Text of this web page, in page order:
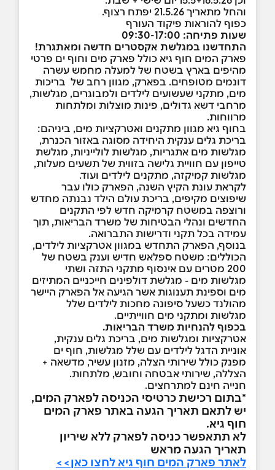
והחל מתאריך 21.5.26 יפתח רצוף.
כפוף להוראות פיקוד העורף
שעות פתיחה: 09:30-17:00
התחדשנו במגלשת אקסטרים חדשה ומאתגרת!
פארק המים חוף גיא כולל פארק מים וחוף ים פרטי
מהיפים בארץ בשטח של למעלה מחמש עשרה
דונמים מטופחים. בפארק, מגוון רחב של בריכות
מים, מתקני שעשועים לילדים ולמבוגרים, מגלשות,
מרחבי דשא גדולים, פינות מוצלות ומלתחות
מרווחות.
בחוף גיא מגוון מתקנים ואטרקציות מים, ביניהם:
בריכת גלים ענקית היחידה מסוגה באזור הכנרת,
מגלשות מים אתגריות, מגלשות לולייניות, מגלשת
טייפון עם חוויית גלישה בזווית של תשעים מעלות,
מגלשות קמיקזה, מתקנים לילדים ועוד.
לקראת עונת הקיץ השנה, הפארק כולו עבר
שיפוצים מקיפים, בריכת עולם הילד נבנתה מחדש
ורוצפה במשטח קרמיקה חדש לפי התקנים
החדשים ונהלי הבטיחות של משרד הבריאות, תוך
עמידה בכל תקני ודרישות התברואה.
בנוסף, הפארק התחדש במגוון אטרקציות לילדים,
הכוללים: משטח ספלאש חדיש וענק בשטח של
200 מטרים עם אינסוף מתקני התזה ושתי
מגלשות מים - מגלשת דולפינים חייכניים המתיזים
מים וספינת תענוגות אשר הגיעה אל הפארק היישר
מהולנד כשעל סיפונה מחכות לילדים שלל
מגלשות ומתקני מים חווייתיים.
בכפוף להנחיות משרד הבריאות.
אטרקציות ומגלשות מים, בריכת גלים ענקית,
אוניית הדגל לילדים עם שלל מגלשות, חוף ים
מפנק כולל שירותי הצלה, מזנון עשיר, מדשאה +
הצללה, שירותי אבטחה וחובש, מלתחות.
חנייה חינם למתרחצים.
*בתום רכישת כרטיסי הכניסה לפארק המים,
יש לתאם תאריך הגעה באתר פארק המים
חוף גיא.
לא תתאפשר כניסה לפארק ללא שיריון
תאריך הגעה מראש
לאתר פארק המים חוף גיא לחצו כאן>>